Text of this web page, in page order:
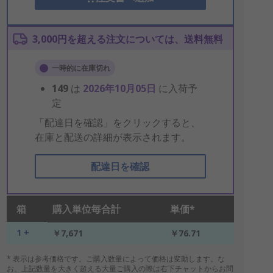
3,000円を超える注文については、送料無料
一時的に在庫切れ
149 は 2026年10月05日 に入荷予
定
「配達日を確認」をクリックすると、
在庫と配送の詳細が表示されます。
配達日を確認
箱 購入単位毎合計 単価*
1 + ￥7,671 ￥76.71
* 表示は参考価格です。ご購入数量によって価格は変動します。な
お、上記数量を大きく超える大量ご購入の際は右下チャットからお問